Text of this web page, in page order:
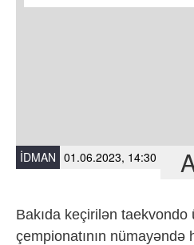
İDMAN 01.06.2023, 14:30
Bakıda keçirilən taekvondo
çempionatının nümayəndə